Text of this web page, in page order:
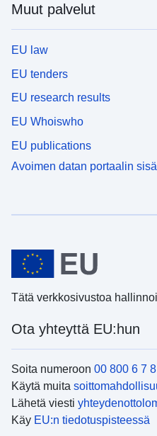
Muut palvelut
EU law
EU tenders
EU research results
EU Whoiswho
EU publications
Avoimen datan portaalin
Tätä verkkosivustoa hallinnoi
Ota yhteyttä EU:hun
Soita numeroon 00 800 6 7
Käytä muita
Lähetä viesti
Käy EU:n tiedotuspisteessä